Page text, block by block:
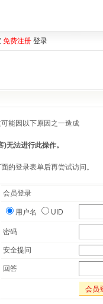
免费注册 登录
能因以下原因之一造成
无法进行此操作。
的登录表单后再尝试访问。
会员登录
用户名 UID
密码
安全提问
回答
会员